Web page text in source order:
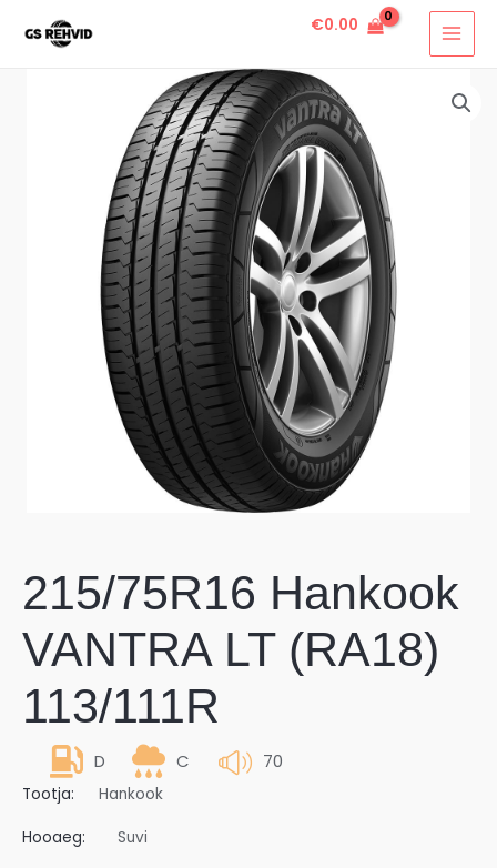
€0.00
215/75R16 Hankook
VANTRA LT (RA18)
113/111R
D C 70
Tootja: Hankook
Hooaeg: Suvi